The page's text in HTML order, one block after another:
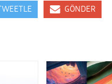
TWEETLE GÖNDER